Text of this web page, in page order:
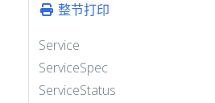
整节打印
Service
ServiceSpec
ServiceStatus